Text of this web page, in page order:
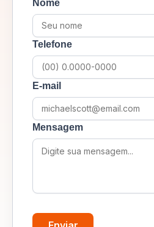
Nome
Telefone
E-mail
Mensagem